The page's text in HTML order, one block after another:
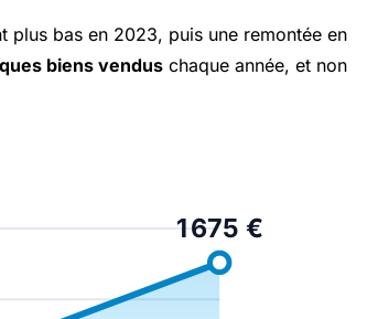
plus bas en 2023, puis une remontée en
biens vendus chaque année, et non
1 675 €